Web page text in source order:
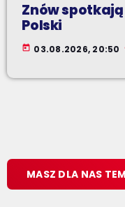
Znów spotkają
Polski
today 03.08.2026, 20:50
MASZ DLA NAS